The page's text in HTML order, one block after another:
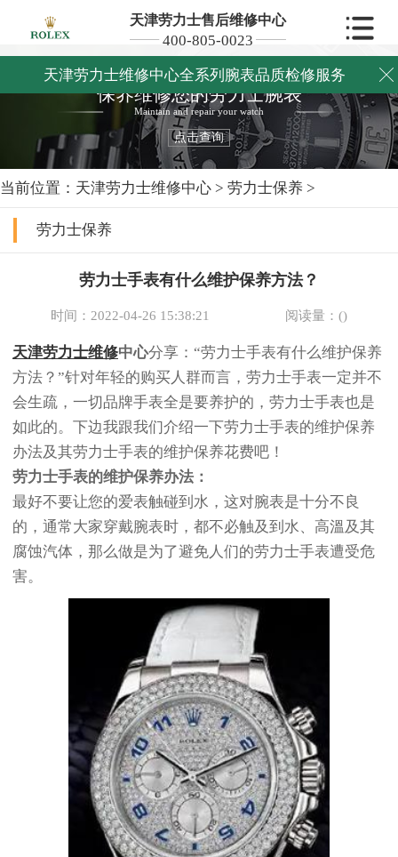
天津劳力士售后维修中心
400-805-0023
天津劳力士维修中心全系列腕表品质检修服务 
保养维修您的劳力士腕表
Maintain and repair your watch
点击查询
当前位置： 天津劳力士维修中心 > 劳力士保养 >
劳力士保养
劳力士手表有什么维护保养方法？
时间：2022-04-26 15:38:21 阅读量：()
天津劳力士维修中心分享：“劳力士手表有什么维护保养
方法？”针对年轻的购买人群而言，劳力士手表一定并不
会生疏，一切品牌手表全是要养护的，劳力士手表也是
如此的。下边我跟我们介绍一下劳力士手表的维护保养
办法及其劳力士手表的维护保养花费吧！
劳力士手表的维护保养办法：
最好不要让您的爱表触碰到水，这对腕表是十分不良
的，通常大家穿戴腕表时，都不必触及到水、高溫及其
腐蚀汽体，那么做是为了避免人们的劳力士手表遭受危
害。